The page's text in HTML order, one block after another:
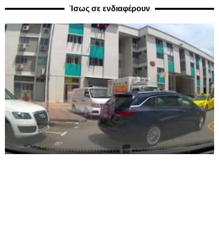
Ίσως σε ενδιαφέρουν